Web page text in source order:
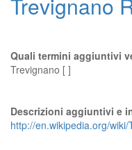
Quali termini aggiuntivi
Trevignano [ ]
Descrizioni aggiuntivi e
http://en.wikipedia.org/